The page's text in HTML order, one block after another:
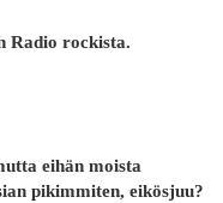
Radio rockista.
eihän moista
pikimmiten, eikösjuu?